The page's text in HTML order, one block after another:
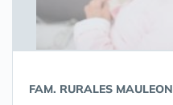
FAM. RURALES MAULEON